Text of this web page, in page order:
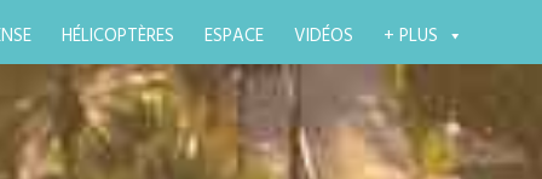
HÉLICOPTÈRES ESPACE VIDÉOS + PLUS